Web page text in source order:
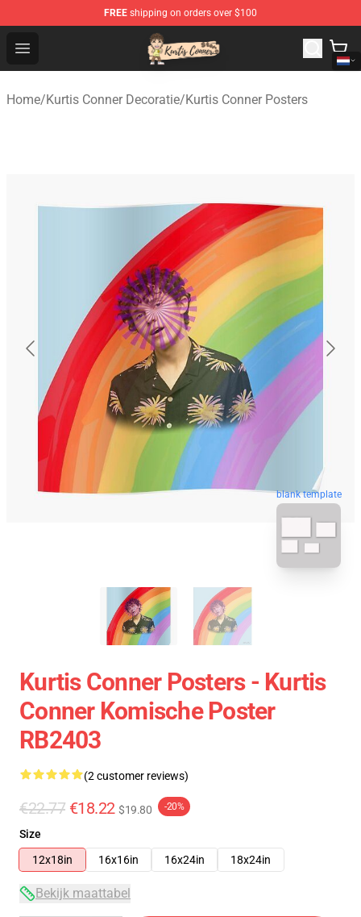
FREE shipping on orders over $100
Open menu
Kurtis Conner Store - Official Kurtis Conner Merchandise
Home/Kurtis Conner Decoratie/Kurtis Conner Posters
blank template
Kurtis Conner Posters - Kurtis
Conner Komische Poster
RB2403
(2 customer reviews)
€22.77 €18.22 $19.80 -20%
Size
12x18in
16x16in 16x24in 18x24in
Bekijk maattabel